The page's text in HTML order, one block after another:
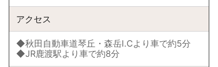
アクセス
◆秋田自動車道琴丘・森岳I.Cより車で約5分
◆JR鹿渡駅より車で約8分